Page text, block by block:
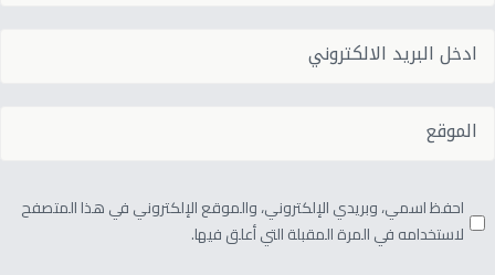
احفظ اسمي، وبريدي الإلكتروني، والموقع الإلكتروني في هذا المتصفح
لاستخدامه في المرة المقبلة التي أعلق فيها.